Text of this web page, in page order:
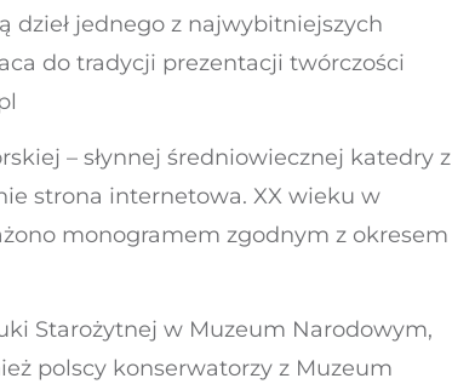
dzieł jednego z najwybitniejszych
do tradycji prezentacji twórczości
– słynnej średniowiecznej katedry z
strona internetowa. XX wieku w
monogramem zgodnym z okresem
Starożytnej w Muzeum Narodowym,
polscy konserwatorzy z Muzeum